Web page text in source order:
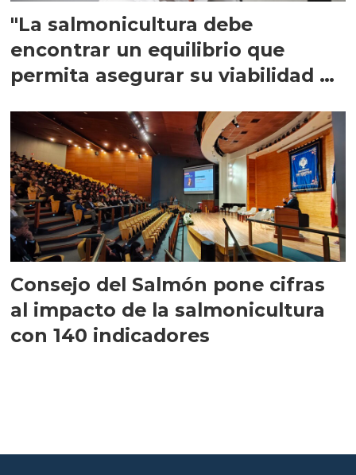
"La salmonicultura debe
encontrar un equilibrio que
permita asegurar su viabilidad de
Consejo del Salmón pone cifras
al impacto de la salmonicultura
con 140 indicadores